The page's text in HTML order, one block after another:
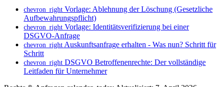
chevron_right Vorlage: Ablehnung der Löschung (Gesetzliche
Aufbewahrungspflicht)
chevron_right Vorlage: Identitätsverifizierung bei einer
DSGVO-Anfrage
chevron_right Auskunftsanfrage erhalten - Was nun? Schritt für
Schritt
chevron_right DSGVO Betroffenenrechte: Der vollständige
Leitfaden für Unternehmer